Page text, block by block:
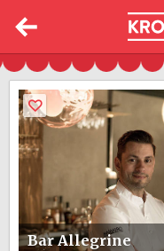
Bar Allegrine